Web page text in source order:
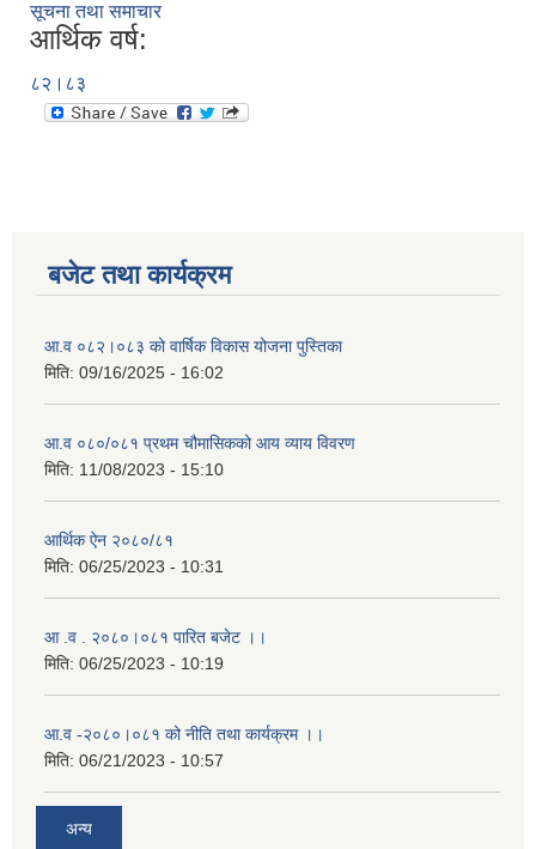
सूचना तथा समाचार
आर्थिक वर्ष:
८२।८३
बजेट तथा कार्यक्रम
आ.व ०८२।०८३ को वार्षिक विकास योजना पुस्तिका
मिति: 09/16/2025 - 16:02
आ.व ०८०/०८१ प्रथम चौमासिकको आय व्याय विवरण
मिति: 11/08/2023 - 15:10
आर्थिक ऐन २०८०/८१
मिति: 06/25/2023 - 10:31
आ .व . २०८०।०८१ पारित बजेट ।।
मिति: 06/25/2023 - 10:19
आ.व -२०८०।०८१ को नीति तथा कार्यक्रम ।।
मिति: 06/21/2023 - 10:57
अन्य